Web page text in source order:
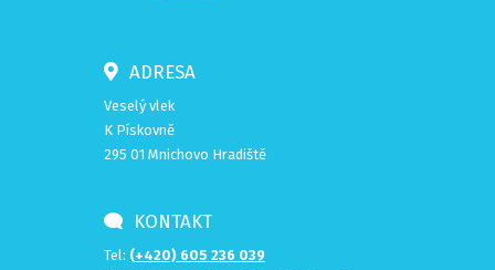
ADRESA
Veselý vlek
K Pískovně
295 01 Mnichovo Hradiště
KONTAKT
Tel: (+420) 605 236 039